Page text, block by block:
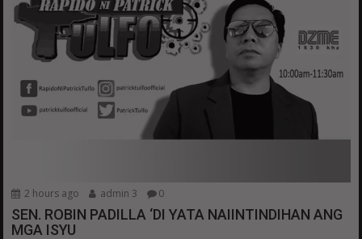
2 hours ago admin 3 0
SEN. ROBIN PADILLA ‘DI YATA NAIINTINDIHAN ANG
MGA ISYU